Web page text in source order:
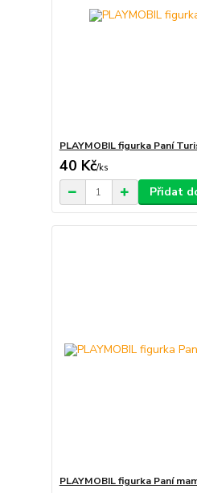
PLAYMOBIL figurka Paní
40 Kč/ks
Přidat
PLAYMOBIL figurka Paní